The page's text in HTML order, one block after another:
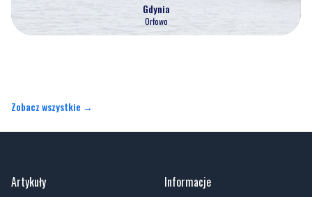
Gdynia
Orłowo
Zobacz wszystkie →
Artykuły Informacje